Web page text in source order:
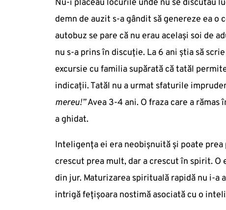
Nu-i plăceau locurile unde nu se discutau
demn de auzit s-a gândit să genereze ea
autobuz se pare că nu erau același soi de
nu s-a prins în discuție. La 6 ani știa să
excursie cu familia supărată că tatăl
indicații. Tatăl nu a urmat sfaturile
mereu!”Avea 3-4 ani. O fraza care a
a ghidat.
Inteligența ei era neobișnuită și poate
crescut prea mult, dar a crescut în spirit.
din jur. Maturizarea spirituală rapidă nu i-a
intrigă fețișoara nostimă asociată cu o